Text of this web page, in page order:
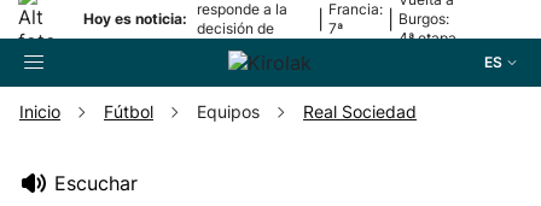
Hoy es noticia:
responde a la
decisión de
Oriamendi
Francia:
7ª
Burgos:
4ª etapa
ES
Inicio Fútbol Equipos Real Sociedad
Escuchar